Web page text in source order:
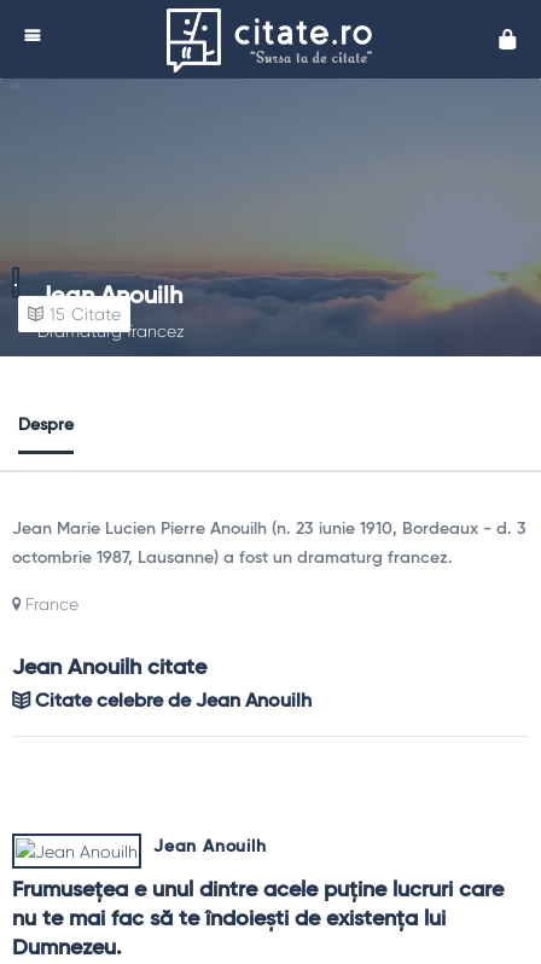
Jean Anouilh
Dramaturg francez
15 Citate
Despre
Jean Marie Lucien Pierre Anouilh (n. 23 iunie 1910, Bordeaux - d. 3
octombrie 1987, Lausanne) a fost un dramaturg francez.
France
Jean Anouilh citate
Citate celebre de Jean Anouilh
Jean Anouilh
Frumuseţea e unul dintre acele puţine lucruri care
nu te mai fac să te îndoieşti de existenţa lui
Dumnezeu.